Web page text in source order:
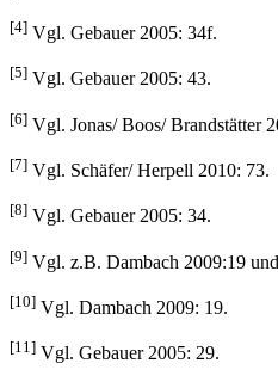
[4] Vgl. Gebauer 2005: 34f.
[5] Vgl. Gebauer 2005: 43.
[6] Vgl. Jonas/ Boos/ Brandstätter
[7] Vgl. Schäfer/ Herpell 2010: 73.
[8] Vgl. Gebauer 2005: 34.
[9] Vgl. z.B. Dambach 2009:19
[10] Vgl. Dambach 2009: 19.
[11] Vgl. Gebauer 2005: 29.